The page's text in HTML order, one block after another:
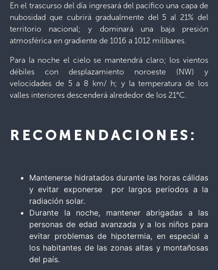
En el trascurso del día ingresará del pacífico una capa de
nubosidad que cubrirá gradualmente del 5 al 21% del
territorio nacional; y dominará una baja presión
atmosférica en gradiente de 1016 a 1012 milibares.
Para la noche el cielo se mantendrá claro; los vientos
débiles con desplazamiento noroeste (NW) y
velocidades de 5 a 8 km/ h; y la temperatura de los
valles interiores descenderá alrededor de los 21°C.
RECOMENDACIONES:
Mantenerse hidratados durante las horas cálidas
y evitar exponerse por largos períodos a la
radiación solar.
Durante la noche, mantener abrigadas a las
personas de edad avanzada y a los niños para
evitar problemas de hipotermia, en especial a
los habitantes de las zonas altas y montañosas
del país.